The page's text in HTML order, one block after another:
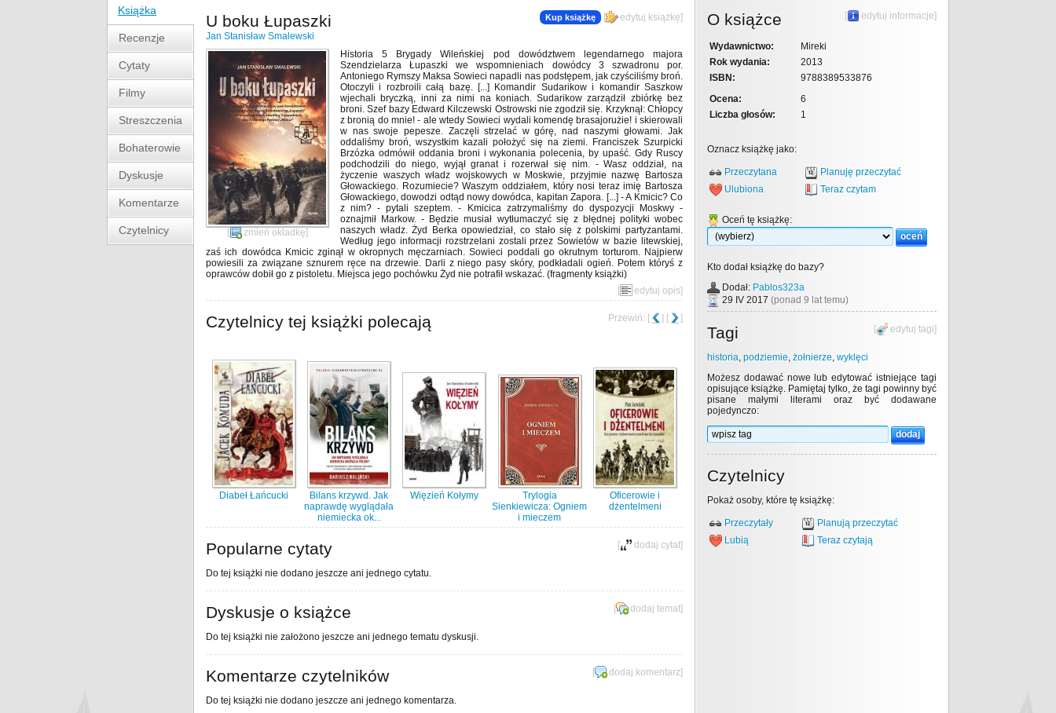
Książka
Recenzje
Cytaty
Filmy
Streszczenia
Bohaterowie
Dyskusje
Komentarze
Czytelnicy
Kup książkę [ edytuj książkę]
U boku Łupaszki
Jan Stanisław Smalewski
[ zmień okładkę]
Historia 5 Brygady Wileńskiej pod dowództwem legendarnego majora
Szendzielarza Łupaszki we wspomnieniach dowódcy 3 szwadronu por.
Antoniego Rymszy Maksa Sowieci napadli nas podstępem, jak czyściliśmy broń.
Otoczyli i rozbroili całą bazę. [...] Komandir Sudarikow i komandir Saszkow
wjechali bryczką, inni za nimi na koniach. Sudarikow zarządził zbiórkę bez
broni. Szef bazy Edward Kilczewski Ostrowski nie zgodził się. Krzyknął: Chłopcy
z bronią do mnie! - ale wtedy Sowieci wydali komendę brasajorużie! i skierowali
w nas swoje pepesze. Zaczęli strzelać w górę, nad naszymi głowami. Jak
oddaliśmy broń, wszystkim kazali położyć się na ziemi. Franciszek Szurpicki
Brzózka odmówił oddania broni i wykonania polecenia, by upaść. Gdy Ruscy
podchodzili do niego, wyjął granat i rozerwał się nim. - Wasz oddział, na
życzenie waszych władz wojskowych w Moskwie, przyjmie nazwę Bartosza
Głowackiego. Rozumiecie? Waszym oddziałem, który nosi teraz imię Bartosza
Głowackiego, dowodzi odtąd nowy dowódca, kapitan Zapora. [...] - A Kmicic? Co
z nim? - pytali szeptem. - Kmicica zatrzymaliśmy do dyspozycji Moskwy -
oznajmił Markow. - Będzie musiał wytłumaczyć się z błędnej polityki wobec
naszych władz. Żyd Berka opowiedział, co stało się z polskimi partyzantami.
Według jego informacji rozstrzelani zostali przez Sowietów w bazie litewskiej,
zaś ich dowódca Kmicic zginął w okropnych męczarniach. Sowieci poddali go okrutnym torturom. Najpierw
powiesili za związane sznurem ręce na drzewie. Darli z niego pasy skóry, podkładali ogień. Potem któryś z
oprawców dobił go z pistoletu. Miejsca jego pochówku Żyd nie potrafił wskazać. (fragmenty książki)
[
edytuj opis]
Przewiń: [ ] [ ]
Czytelnicy tej książki polecają
Diabeł Łańcucki
Bilans krzywd. Jak
naprawdę wyglądała
niemiecka ok...
Więzień Kołymy
Trylogia
Sienkiewicza: Ogniem
i mieczem
Oficerowie i
dżentelmeni
[ dodaj cytat]
Popularne cytaty
Do tej książki nie dodano jeszcze ani jednego cytatu.
[ dodaj temat]
Dyskusje o książce
Do tej książki nie założono jeszcze ani jednego tematu dyskusji.
[ dodaj komentarz]
Komentarze czytelników
Do tej książki nie dodano jeszcze ani jednego komentarza.
[ edytuj informacje]
O książce
Wydawnictwo:
Mireki
Rok wydania:
2013
ISBN:
9788389533876
Ocena:
6
Liczba głosów:
1
Oznacz książkę jako:
Przeczytana
Planuję przeczytać
Ulubiona
Teraz czytam
Oceń tę książkę:
Kto dodał książkę do bazy?
Dodał: Pablos323a
29 IV 2017 (ponad 9 lat temu)
[ edytuj tagi]
Tagi
historia, podziemie, żołnierze, wyklęci
Możesz dodawać nowe lub edytować istniejące tagi
opisujące książkę. Pamiętaj tylko, że tagi powinny być
pisane małymi literami oraz być dodawane
pojedynczo:
Czytelnicy
Pokaż osoby, które tę książkę:
Przeczytały
Planują przeczytać
Lubią
Teraz czytają